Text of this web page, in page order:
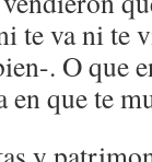
te va ni te
. O que
en que te